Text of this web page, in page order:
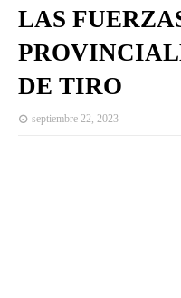
LAS
DE TIRO
septiembre 22, 2023